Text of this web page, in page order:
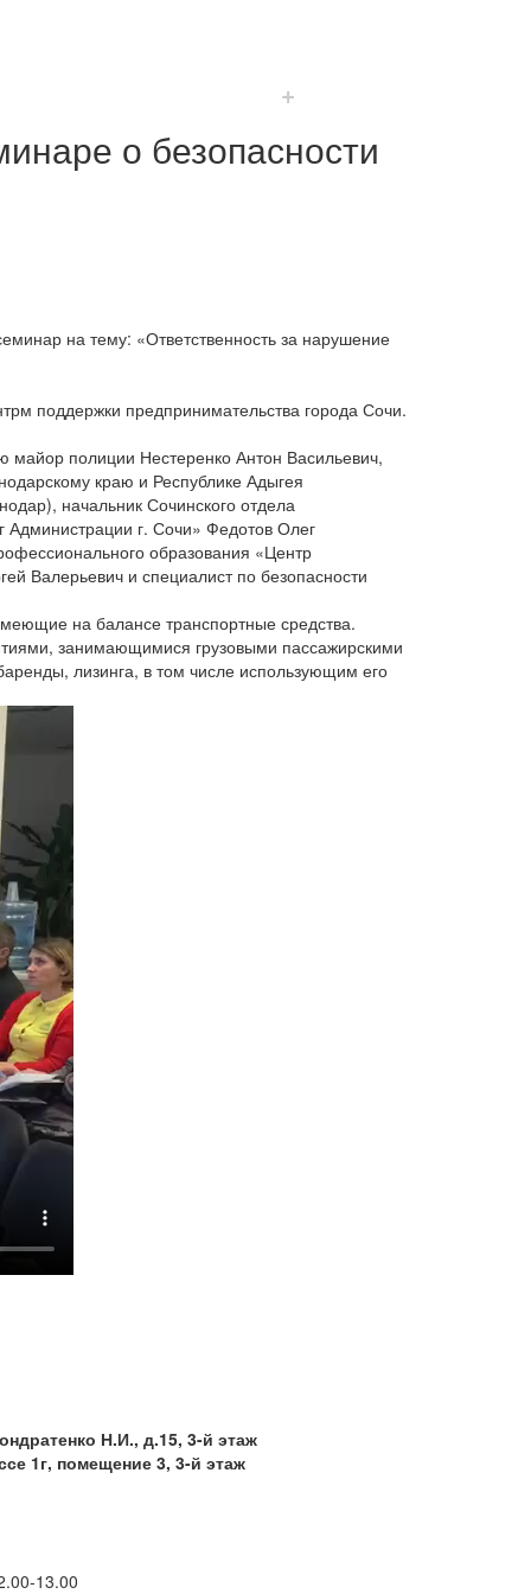
+
о безопасности
на тему: «Ответственность за нарушение
поддержки предпринимательства города Сочи.
полиции Нестеренко Антон Васильевич,
краю и Республике Адыгея
начальник Сочинского отдела
Администрации г. Сочи» Федотов Олег
образования «Центр
Валерьевич и специалист по безопасности
на балансе транспортные средства.
занимающимися грузовыми пассажирскими
лизинга, в том числе использующим его
Н.И., д.15, 3-й этаж
1г, помещение 3, 3-й этаж
13.00